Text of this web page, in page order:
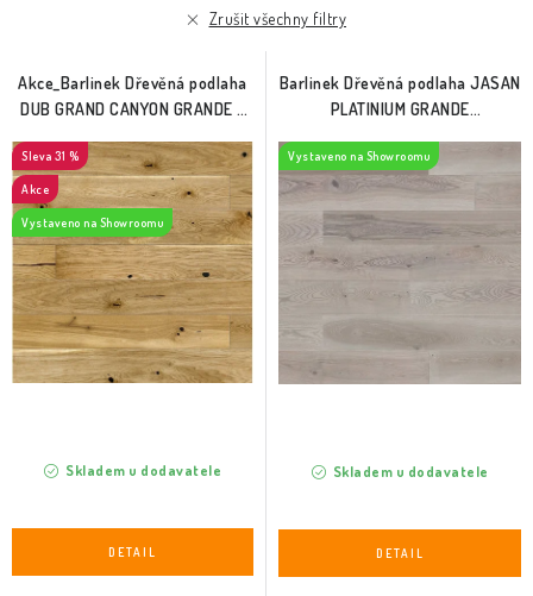
d
u
k
t
ů
o
d
u
k
t
ů
Zrušit všechny filtry
Akce_Barlinek Dřevěná podlaha
DUB GRAND CANYON GRANDE -
31 %
Akce
Vystaveno na Showroomu
Skladem u dodavatele
Barlinek Dřevěná podlaha JASAN
PLATINIUM GRANDE
Vystaveno na Showroomu
Skladem u dodavatele